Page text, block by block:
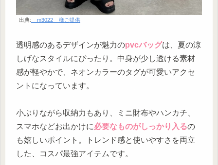
出典: __m3022__様ご提供
透明感のあるデザインが魅力のpvcバッグは、夏の涼
しげなスタイルにぴったり。中身が少し透ける素材
感が軽やかで、ネオンカラーのタグが可愛いアクセ
ントになっています。
小ぶりながら収納力もあり、ミニ財布やハンカチ、
スマホなどお出かけに必要なものがしっかり入るの
も嬉しいポイント。トレンド感と使いやすさを両立
した、コスパ最強アイテムです。